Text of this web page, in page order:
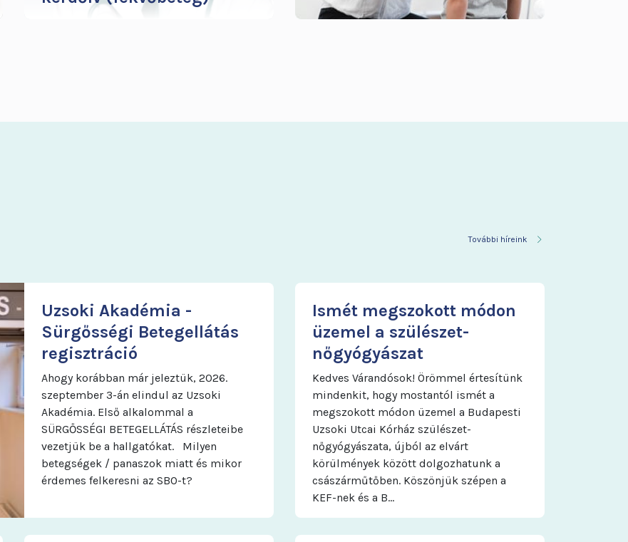
További híreink
Uzsoki Akadémia -
Sürgősségi Betegellátás
regisztráció
Ahogy korábban már jeleztük, 2026.
szeptember 3-án elindul az Uzsoki
Akadémia. Első alkalommal a
SÜRGŐSSÉGI BETEGELLÁTÁS részleteibe
vezetjük be a hallgatókat. Milyen
betegségek / panaszok miatt és mikor
érdemes felkeresni az SBO-t?
Ismét megszokott módon
üzemel a szülészet-
nőgyógyászat
Kedves Várandósok! Örömmel értesítünk
mindenkit, hogy mostantól ismét a
megszokott módon üzemel a Budapesti
Uzsoki Utcai Kórház szülészet-
nőgyógyászata, újból az elvárt
körülmények között dolgozhatunk a
császárműtőben. Köszönjük szépen a
KEF-nek és a B…